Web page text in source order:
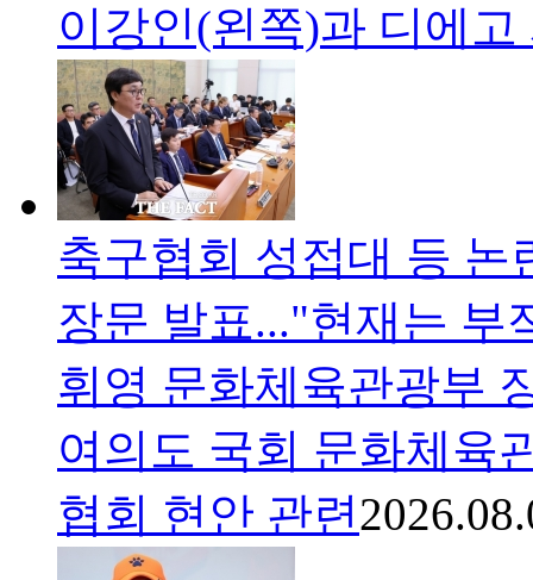
이강인(왼쪽)과 디에
축구협회 성접대 등
장문 발표..."현재는 부
휘영 문화체육관광부
여의도 국회 문화체육
협회 현안 관련